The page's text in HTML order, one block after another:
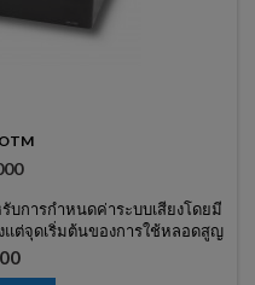
บการกำหนดค่าระบบเสียงโดยมี
แต่จุดเริ่มต้นของการใช้หลอดสูญ
ส D ในปัจจุบันซึ่งเรียกว่าเครื่อง
สำหรับแอมป์ได้รับการพัฒนาขึ้น